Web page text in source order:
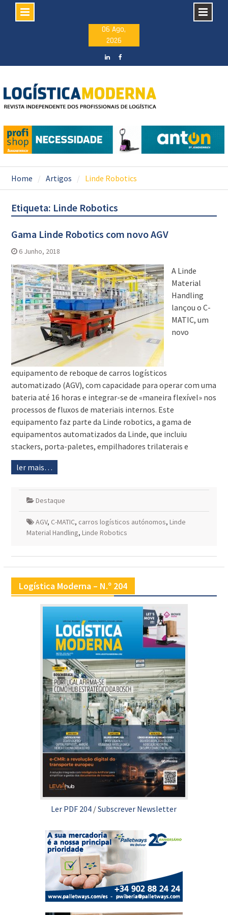
06 Ago,
2026
Home Artigos Linde Robotics
Etiqueta: Linde Robotics
Gama Linde Robotics com novo AGV
6 Junho, 2018
A Linde
Material
Handling
lançou o C-
MATIC, um
novo
equipamento de reboque de carros logísticos
automatizado (AGV), com capacidade para operar com uma
bateria até 16 horas e integrar-se de «maneira flexível» nos
processos de fluxos de materiais internos. Este
equipamento faz parte da Linde robotics, a gama de
equipamentos automatizados da Linde, que incluiu
stackers, porta-paletes, empilhadores trilaterais e
ler mais…
Destaque
AGV, C-MATIC, carros logísticos autónomos, Linde
Material Handling, Linde Robotics
Logística Moderna – N.º 204
Ler PDF 204 /Subscrever Newsletter